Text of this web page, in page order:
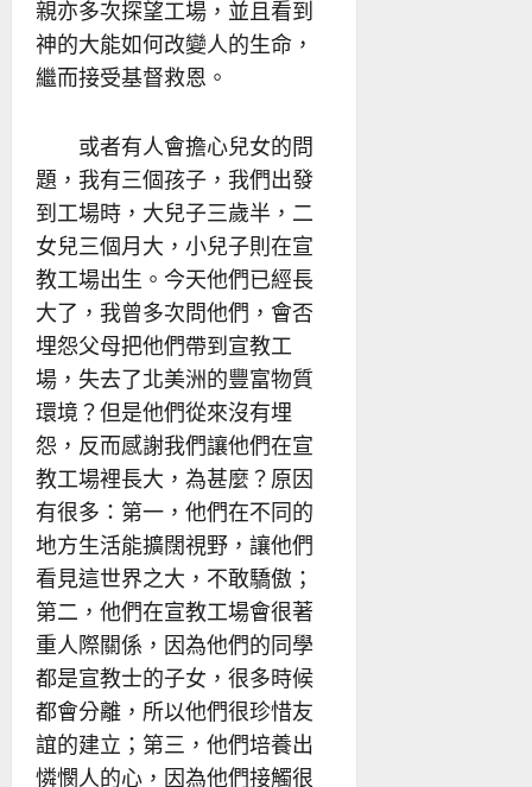
親亦多次探望工場，並且看到
神的大能如何改變人的生命，
繼而接受基督救恩。
或者有人會擔心兒女的問
題，我有三個孩子，我們出發
到工場時，大兒子三歲半，二
女兒三個月大，小兒子則在宣
教工場出生。今天他們已經長
大了，我曾多次問他們，會否
埋怨父母把他們帶到宣教工
場，失去了北美洲的豐富物質
環境？但是他們從來沒有埋
怨，反而感謝我們讓他們在宣
教工場裡長大，為甚麼？原因
有很多：第一，他們在不同的
地方生活能擴闊視野，讓他們
看見這世界之大，不敢驕傲；
第二，他們在宣教工場會很著
重人際關係，因為他們的同學
都是宣教士的子女，很多時候
都會分離，所以他們很珍惜友
誼的建立；第三，他們培養出
憐憫人的心，因為他們接觸很